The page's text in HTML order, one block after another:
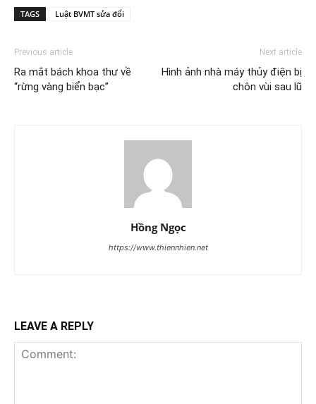
TAGS Luật BVMT sửa đổi
Previous article
Ra mắt bách khoa thư về
“rừng vàng biển bạc”
Next article
Hình ảnh nhà máy thủy điện bị
chôn vùi sau lũ
Hồng Ngọc
https://www.thiennhien.net
LEAVE A REPLY